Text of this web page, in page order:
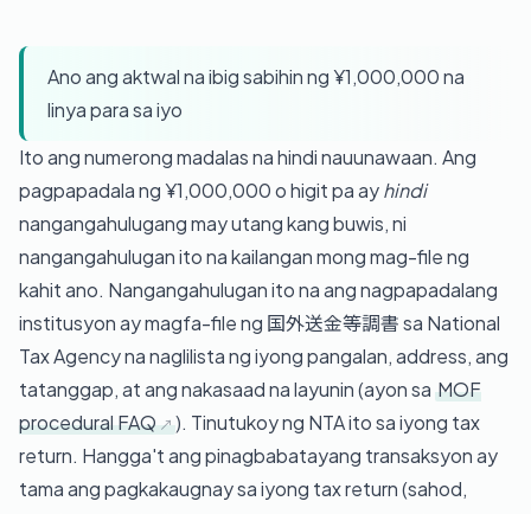
Ano ang aktwal na ibig sabihin ng ¥1,000,000 na
linya para sa iyo
Ito ang numerong madalas na hindi nauunawaan. Ang
pagpapadala ng ¥1,000,000 o higit pa ayhindi
nangangahulugang may utang kang buwis, ni
nangangahulugan ito na kailangan mong mag-file ng
kahit ano. Nangangahulugan ito na ang nagpapadalang
institusyon ay magfa-file ng 国外送金等調書 sa National
Tax Agency na naglilista ng iyong pangalan, address, ang
tatanggap, at ang nakasaad na layunin (ayon sa MOF
procedural FAQ
). Tinutukoy ng NTA ito sa iyong tax
return. Hangga't ang pinagbabatayang transaksyon ay
tama ang pagkakaugnay sa iyong tax return (sahod,